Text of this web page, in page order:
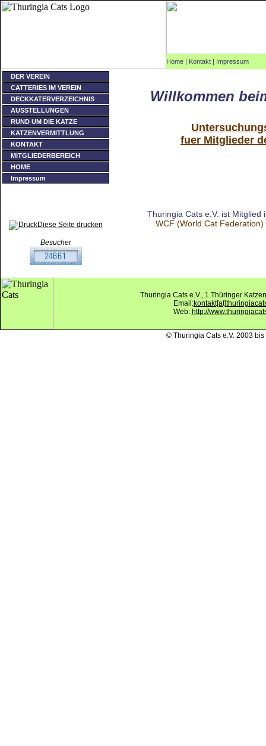
Home | Kontakt | Impressum
DER VEREIN
CATTERIES IM VEREIN
DECKKATERVERZEICHNIS
AUSSTELLUNGEN
RUND UM DIE KATZE
KATZENVERMITTLUNG
KONTAKT
MITGLIEDERBEREICH
HOME
Impressum
Diese Seite drucken
Besucher
Willkommen
fuer Mitglieder
Thuringia Cats e.V. ist Mitglied
WCF (World Cat Federation)
Thuringia Cats e.V., 1.Thüringer
Email:
Web: http://
© Thuringia Cats e.V. 2003 bis